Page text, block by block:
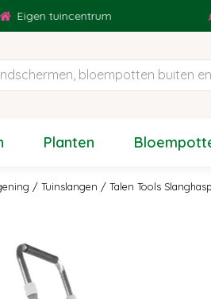
Tuinslangen Talen Tools
Eigen tuincentrum
Planten